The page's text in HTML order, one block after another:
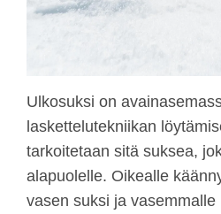
Ulkosuksi on
laskettelutekniikan
tarkoitetaan sitä suksea,
alapuolelle. Oikealle
vasen suksi ja